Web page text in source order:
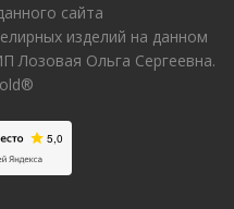
сайта
изделий на данном
Лозовая Ольга Сергеевна.